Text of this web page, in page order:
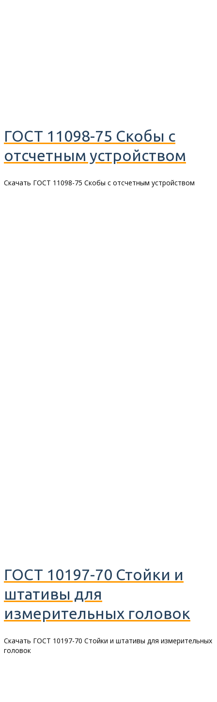
ГОСТ 11098-75 Скобы с
отсчетным устройством
Скачать ГОСТ 11098-75 Скобы с отсчетным устройством
ГОСТ 10197-70 Стойки и
штативы для
измерительных головок
Скачать ГОСТ 10197-70 Стойки и штативы для измерительных
головок